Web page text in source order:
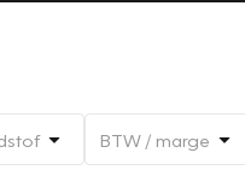
BTW / marge